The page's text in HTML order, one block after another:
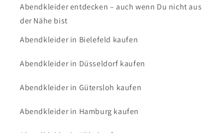
Abendkleider entdecken – auch wenn Du nicht aus
der Nähe bist
Abendkleider in Bielefeld kaufen
Abendkleider in Düsseldorf kaufen
Abendkleider in Gütersloh kaufen
Abendkleider in Hamburg kaufen